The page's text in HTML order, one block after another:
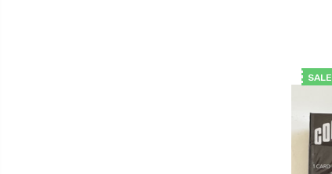
SALE